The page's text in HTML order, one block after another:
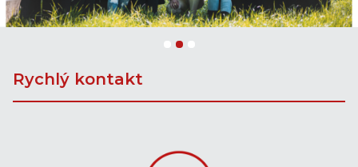
Rychlý kontakt